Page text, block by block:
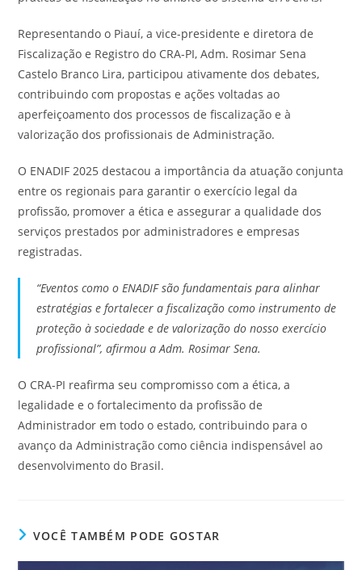
Representando o Piauí, a vice-presidente e diretora de
Fiscalização e Registro do CRA-PI, Adm. Rosimar Sena
Castelo Branco Lira, participou ativamente dos debates,
contribuindo com propostas e ações voltadas ao
aperfeiçoamento dos processos de fiscalização e à
valorização dos profissionais de Administração.
O ENADIF 2025 destacou a importância da atuação conjunta
entre os regionais para garantir o exercício legal da
profissão, promover a ética e assegurar a qualidade dos
serviços prestados por administradores e empresas
registradas.
“Eventos como o ENADIF são fundamentais para alinhar
estratégias e fortalecer a fiscalização como instrumento de
proteção à sociedade e de valorização do nosso exercício
profissional”, afirmou a Adm. Rosimar Sena.
O CRA-PI reafirma seu compromisso com a ética, a
legalidade e o fortalecimento da profissão de
Administrador em todo o estado, contribuindo para o
avanço da Administração como ciência indispensável ao
desenvolvimento do Brasil.
VOCÊ TAMBÉM PODE GOSTAR